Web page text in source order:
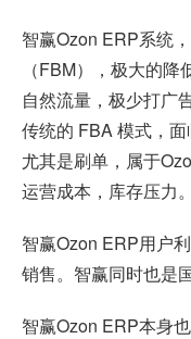
智赢Ozon ERP系统
（FBM），极大的
自然流量，极少打广
传统的 FBA 模式，
尤其是刷单，属于
运营成本，库存压力。
智赢Ozon ERP用户
销售。智赢同时也是
智赢Ozon ERP本身